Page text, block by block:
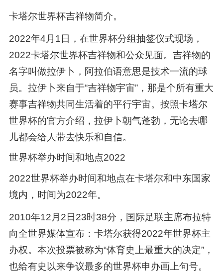
卡塔尔世界杯吉祥物简介。
2022年4月1日，在世界杯分组抽签仪式现场，
2022卡塔尔世界杯吉祥物和公众见面。吉祥物的
名字叫做拉伊卜，阿拉伯语意思是技术一流的球
员。拉伊卜来自于“吉祥物宇宙”，那是个所有重大
赛事吉祥物共同生活着的平行宇宙。按照卡塔尔
世界杯的官方介绍，拉伊卜朝气蓬勃，无论去哪
儿都会给人带去快乐和自信。
世界杯举办时间和地点2022
2022世界杯举办时间和地点在卡塔尔和中东国家
境内，时间为2022年。
2010年12月2日23时38分，国际足联主席布拉特
向全世界媒体宣布：卡塔尔获得2022年世界杯主
办权。本次投票被称为“体育史上最重大的决定”，
也给有史以来争议最多的世界杯申办画上句号。